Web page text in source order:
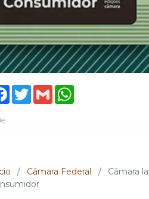
Facebook
TwitterGmail
/ Câmara Federal /
Câmara